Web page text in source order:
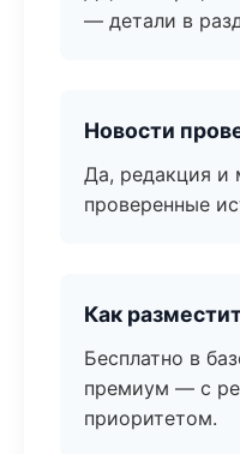
— детали в
Новости
Да, редакция и
проверенные
Как
Бесплатно в
премиум — с
приоритетом.